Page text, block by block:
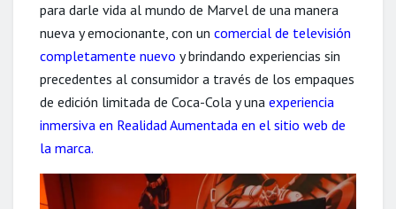
para darle vida al mundo de Marvel de una manera
nueva y emocionante, con un comercial de televisión
completamente nuevo y brindando experiencias sin
precedentes al consumidor a través de los empaques
de edición limitada de Coca-Cola y una experiencia
inmersiva en Realidad Aumentada en el sitio web de
la marca.